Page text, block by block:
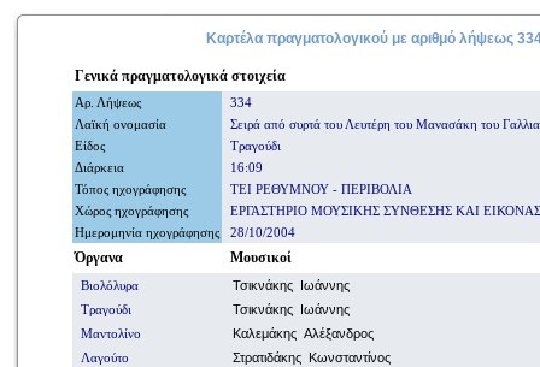
Καρτέλα πραγματολογικού με αριθμόλήψεως
Γενικά πραγματολογικά στοιχεία
Αρ. Λήψεως
334
Λαϊκή ονομασία
Σειρά από συρτά του Λευτέρη του Μανασάκη του
Είδος
Τραγούδι
Διάρκεια
16:09
Τόπος ηχογράφησης
ΤΕΙ ΡΕΘΥΜΝΟΥ - ΠΕΡΙΒΟΛΙΑ
Χώρος ηχογράφησης
ΕΡΓΑΣΤΗΡΙΟ ΜΟΥΣΙΚΗΣ ΣΥΝΘΕΣΗΣ ΚΑΙ ΕΙΚΟΝΑΣ
Ημερομηνία ηχογράφησης 28/10/2004
Όργανα Μουσικοί
Βιολόλυρα
Τσικνάκης Ιωάννης
Τραγούδι
Τσικνάκης Ιωάννης
Μαντολίνο
Καλεμάκης Αλέξανδρος
Λαγούτο
Στρατιδάκης Κωνσταντίνος